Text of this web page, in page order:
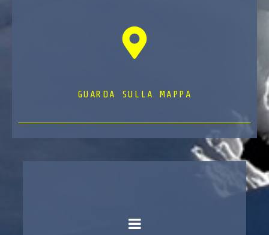
GUARDA SULLA MAPPA